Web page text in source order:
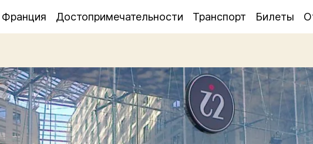
Франция Достопримечательности Транспорт Билеты